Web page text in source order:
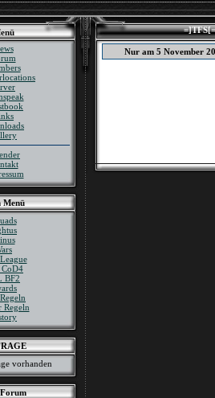
Menü
BF2
Regeln
vorhanden
Nur am 5 November